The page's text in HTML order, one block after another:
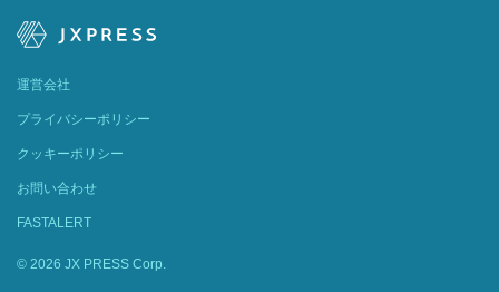
運営会社
プライバシーポリシー
クッキーポリシー
お問い合わせ
FASTALERT
© 2026 JX PRESS Corp.